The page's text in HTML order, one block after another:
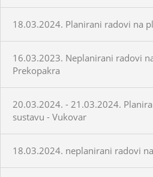
18.03.2024. Planirani radovi na
16.03.2023. Neplanirani radovi
Prekopakra
20.03.2024. - 21.03.2024.
sustavu - Vukovar
18.03.2024. neplanirani radovi